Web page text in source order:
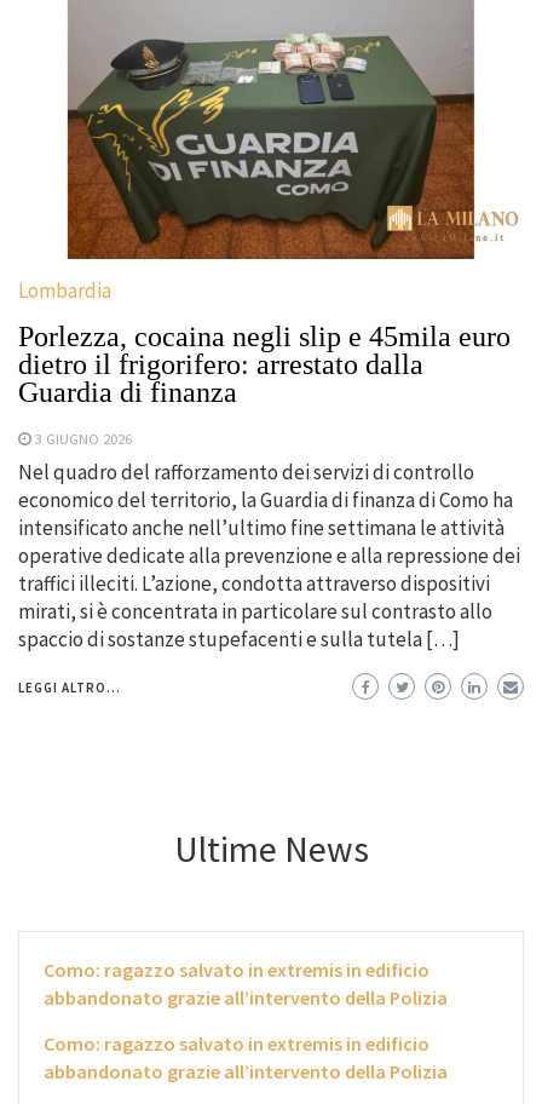
Lombardia
Porlezza, cocaina negli slip e 45mila euro
dietro il frigorifero: arrestato dalla
Guardia di finanza
3 GIUGNO 2026
Nel quadro del rafforzamento dei servizi di controllo
economico del territorio, la Guardia di finanza di Como ha
intensificato anche nell’ultimo fine settimana le attività
operative dedicate alla prevenzione e alla repressione dei
traffici illeciti. L’azione, condotta attraverso dispositivi
mirati, si è concentrata in particolare sul contrasto allo
spaccio di sostanze stupefacenti e sulla tutela […]
LEGGI ALTRO...
Ultime News
Como: ragazzo salvato in extremis in edificio
abbandonato grazie all’intervento della Polizia
Como: ragazzo salvato in extremis in edificio
abbandonato grazie all’intervento della Polizia